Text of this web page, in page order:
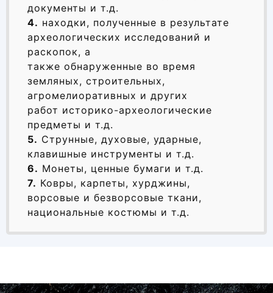
документы и т.д.
4. находки, полученные в результате
археологических исследований и
раскопок, а
также обнаруженные во время
земляных, строительных,
агромелиоративных и других
работ историко-археологические
предметы и т.д.
5. Струнные, духовые, ударные,
клавишные инструменты и т.д.
6. Монеты, ценные бумаги и т.д.
7. Ковры, карпеты, хурджины,
ворсовые и безворсовые ткани,
национальные костюмы и т.д.